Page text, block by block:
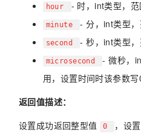
hour - 时，int类型，范
minute - 分，int类型，
second - 秒，int类型，
microsecond
- 微秒，
用，设置时间时该参数写
返回值描述：
设置成功返回整型值
0 ，设